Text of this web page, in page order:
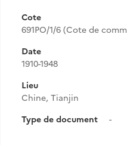
Cote
691PO/1/6 (Cote de
Date
1910-1948
Lieu
Chine, Tianjin
Type de document
-